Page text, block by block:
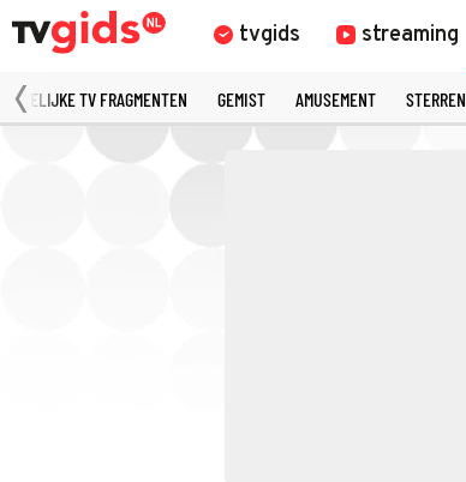
tvgids streaming
TV FRAGMENTEN GEMIST AMUSEMENT STERREN